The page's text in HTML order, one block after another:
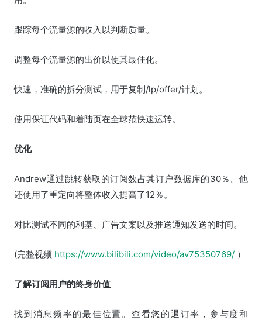
跟踪每个流量源的收入以判断质量。
调整每个流量源的出价以使其最佳化。
快速，准确的拆分测试，用于复制/lp/offer/计划。
使用保证代码和着陆页在全球范快速运转。
优化
Andrew通过跳转获取的订阅数占其订户数据库的30％。他
还使用了重定向将整体收入提高了12％。
对比测试不同的利基、广告文案以及推送通知发送的时间。
(完整视频 https://www.bilibili.com/video/av75350769/ ）
了解订阅用户的终身价值
找到消息频率的最佳位置。查看您的退订率，参与度和